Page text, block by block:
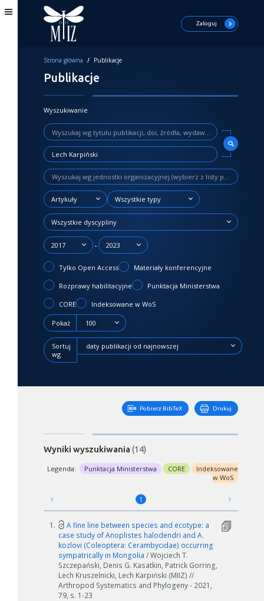
Zaloguj
Strona główna / Publikacje
Publikacje
Wyszukiwanie
Artykuły Wszystkie typy
Wszystkie dyscypliny
2017 - 2023
Tylko Open Access Materiały konferencyjne
Rozprawy habilitacyjne Punktacja Ministerstwa
CORE Indeksowane w WoS
Pokaż 100
Sortuj
wg
daty publikacji od najnowszej
Pobierz BibTeX Drukuj
Wyniki wyszukiwania (14)
Legenda: Punktacja Ministerstwa CORE
Indeksowane
w WoS
1
1.
A fine line between species and ecotype: a
case study of Anoplistes halodendri and A.
kozlovi (Coleoptera: Cerambycidae) occurring
sympatrically in Mongolia / Wojciech T.
Szczepański, Denis G. Kasatkin, Patrick Gorring,
Lech Kruszelnicki, Lech Karpiński (MIIZ) //
Arthropod Systematics and Phylogeny - 2021,
79, s. 1-23